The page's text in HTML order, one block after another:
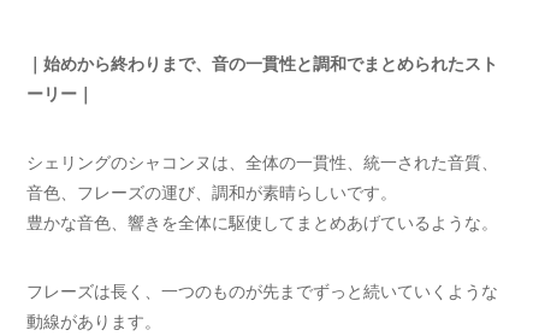
｜始めから終わりまで、音の一貫性と調和でまとめられたスト
ーリー｜
シェリングのシャコンヌは、全体の一貫性、統一された音質、
音色、フレーズの運び、調和が素晴らしいです。
豊かな音色、響きを全体に駆使してまとめあげているような。
フレーズは長く、一つのものが先までずっと続いていくような
動線があります。